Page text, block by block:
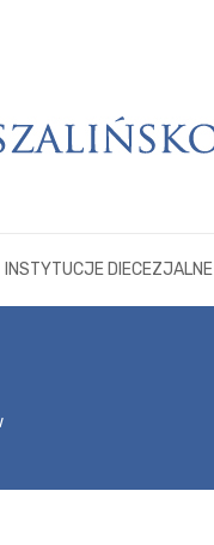
INSTYTUCJE DIECEZJALNE